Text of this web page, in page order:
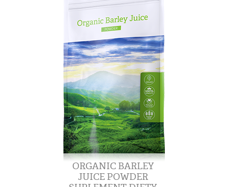
ORGANIC BARLEY
JUICE POWDER